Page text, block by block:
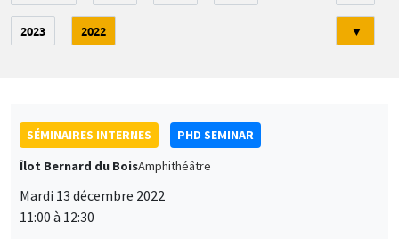
2023 2022 ▼
SÉMINAIRES INTERNES
PHD SEMINAR
Îlot Bernard du BoisAmphithéâtre
Mardi 13 décembre 2022
11:00 à 12:30